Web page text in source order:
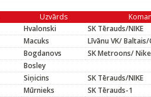
Uzvārds
Hvalonski
SK Tērauds/NIKE
Macuks
Līvānu VK/
Bogdanovs
SK Metroons/ Nike
Bosley
Siņicins
SK Tērauds/NIKE
Mūrnieks
SK Tērauds-1